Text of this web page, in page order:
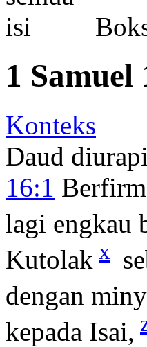
1 Samuel
Konteks
Daud
16:1
lagi engkau
Kutolak x
dengan
kepada Isai,